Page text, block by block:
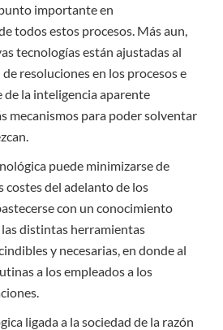
importante en
todos estos procesos. Más aun,
tecnologías están ajustadas al
resoluciones en los procesos e
de la inteligencia aparente
mecanismos para poder solventar
puede minimizarse de
costes del adelanto de los
con un conocimiento
las distintas herramientas
y necesarias, en donde al
a los empleados a los
ligada a la sociedad de la razón